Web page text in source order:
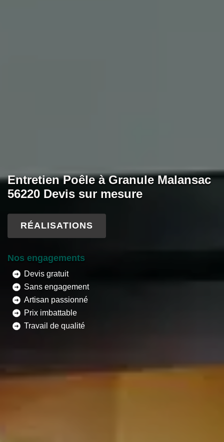
Entretien Poêle à Granule Malansac
56220 Devis sur mesure
RÉALISATIONS
Nos engagements
Devis gratuit
Sans engagement
Artisan passionné
Prix imbattable
Travail de qualité